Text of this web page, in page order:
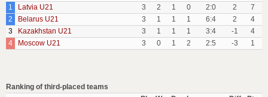
1
Latvia U21 3 2 1 0 2:0 2
7
2
Belarus U21 3 1 1 1 6:4 2
4
3
Kazakhstan U21 3 1 1 1 3:4 -1
4
4
Moscow U21 3 0 1 2 2:5 -3 1
Ranking of third-placed teams